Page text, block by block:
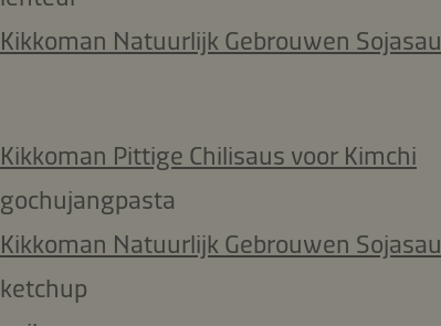
Kikkoman Natuurlijk Gebrouwen
Kikkoman Pittige Chilisaus voor Kimchi
gochujangpasta
Kikkoman Natuurlijk Gebrouwen
ketchup